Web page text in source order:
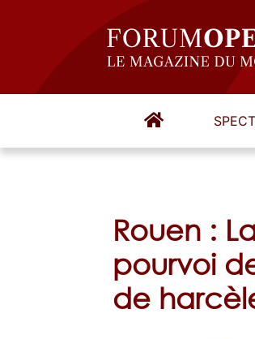
Rouen :
pourvoi
de